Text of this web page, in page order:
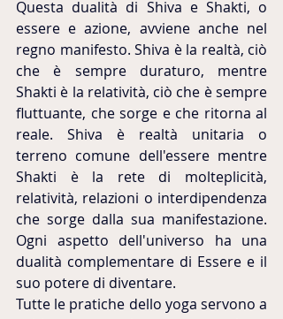
Questa dualità di Shiva e Shakti, o
essere e azione, avviene anche nel
regno manifesto. Shiva è la realtà, ciò
che è sempre duraturo, mentre
Shakti è la relatività, ciò che è sempre
fluttuante, che sorge e che ritorna al
reale. Shiva è realtà unitaria o
terreno comune dell'essere mentre
Shakti è la rete di molteplicità,
relatività, relazioni o interdipendenza
che sorge dalla sua manifestazione.
Ogni aspetto dell'universo ha una
dualità complementare di Essere e il
suo potere di diventare.
Tutte le pratiche dello yoga servono a